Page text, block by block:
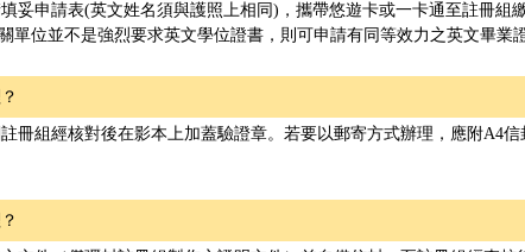
妥申請表(英文姓名須與護照上相同)，攜帶悠遊卡或一卡通至註冊組
單位並不是強烈要求英文學位證書，則可申請有同等效力之英文畢業
冊組經核對後在影本上加蓋驗證章。若要以郵寄方式辦理，應附A4信